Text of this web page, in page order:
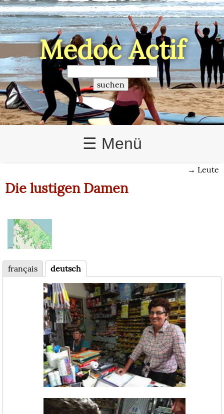
Médoc Actif
>
☰ Menü
→ Leute
Die lustigen Damen
français deutsch